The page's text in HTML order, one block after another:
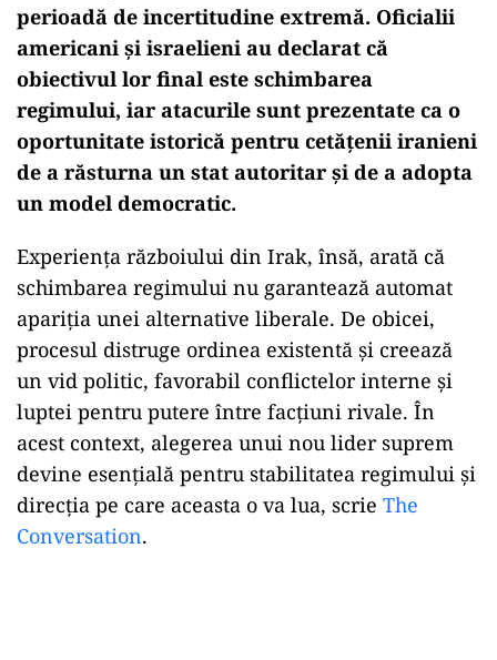
perioadă de incertitudine extremă. Oficialii
americani și israelieni au declarat că
obiectivul lor final este schimbarea
regimului, iar atacurile sunt prezentate ca o
oportunitate istorică pentru cetățenii iranieni
de a răsturna un stat autoritar și de a adopta
un model democratic.
Experiența războiului din Irak, însă, arată că
schimbarea regimului nu garantează automat
apariția unei alternative liberale. De obicei,
procesul distruge ordinea existentă și creează
un vid politic, favorabil conflictelor interne și
luptei pentru putere între facțiuni rivale. În
acest context, alegerea unui nou lider suprem
devine esențială pentru stabilitatea regimului și
direcția pe care aceasta o va lua, scrie The
Conversation.